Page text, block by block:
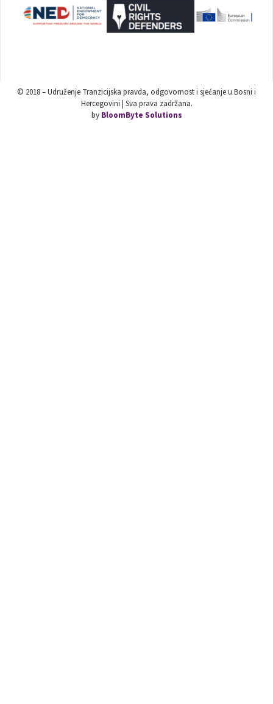
© 2018 – Udruženje Tranzicijska pravda, odgovornost i sjećanje u Bosni i
Hercegovini | Sva prava zadržana.
by BloomByte Solutions